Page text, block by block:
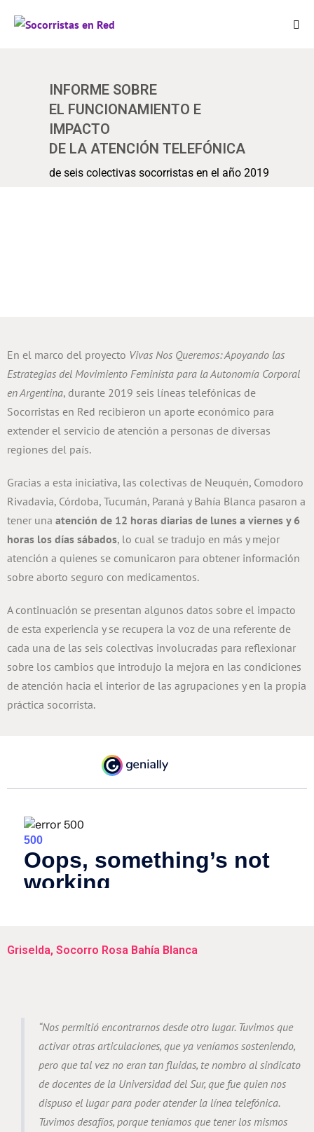
INFORME SOBRE
EL FUNCIONAMIENTO E
IMPACTO
DE LA ATENCIÓN TELEFÓNICA
de seis colectivas socorristas en el año 2019
En el marco del proyecto Vivas Nos Queremos: Apoyando las
Estrategias del Movimiento Feminista para la Autonomía Corporal
en Argentina, durante 2019 seis líneas telefónicas de
Socorristas en Red recibieron un aporte económico para
extender el servicio de atención a personas de diversas
regiones del país.
Gracias a esta iniciativa, las colectivas de Neuquén, Comodoro
Rivadavia, Córdoba, Tucumán, Paraná y Bahía Blanca pasaron a
tener una atención de 12 horas diarias de lunes a viernes y 6
horas los días sábados, lo cual se tradujo en más y mejor
atención a quienes se comunicaron para obtener información
sobre aborto seguro con medicamentos.
A continuación se presentan algunos datos sobre el impacto
de esta experiencia y se recupera la voz de una referente de
cada una de las seis colectivas involucradas para reflexionar
sobre los cambios que introdujo la mejora en las condiciones
de atención hacia el interior de las agrupaciones y en la propia
práctica socorrista.
Griselda, Socorro Rosa Bahía Blanca
“Nos permitió encontrarnos desde otro lugar. Tuvimos que
activar otras articulaciones, que ya veníamos sosteniendo,
pero que tal vez no eran tan fluidas, te nombro al sindicato
de docentes de la Universidad del Sur, que fue quien nos
dispuso el lugar para poder atender la línea telefónica.
Tuvimos desafíos, porque teníamos que tener los mismos